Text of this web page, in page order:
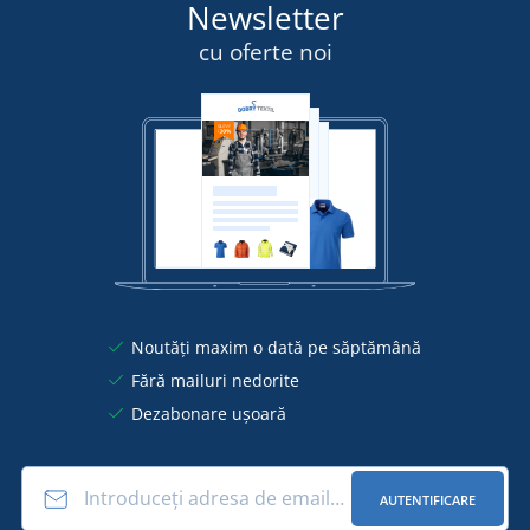
Newsletter
cu oferte noi
Noutăți maxim o dată pe săptămână
Fără mailuri nedorite
Dezabonare ușoară
AUTENTIFICARE